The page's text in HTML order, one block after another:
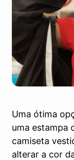
Uma ótima
uma estampa
camiseta
alterar a cor